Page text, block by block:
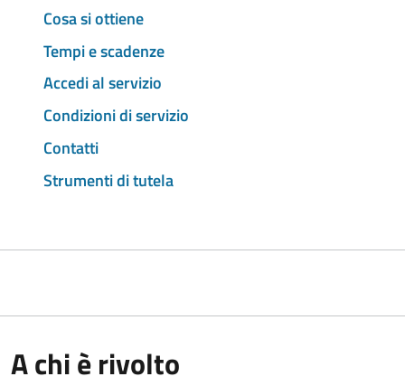
Cosa si ottiene
Tempi e scadenze
Accedi al servizio
Condizioni di servizio
Contatti
Strumenti di tutela
A chi è rivolto